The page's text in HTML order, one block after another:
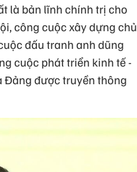
là bản lĩnh chính trị cho
công cuộc xây dựng chủ
đấu tranh anh dũng
cuộc phát triển kinh tế -
Đảng được truyền thông